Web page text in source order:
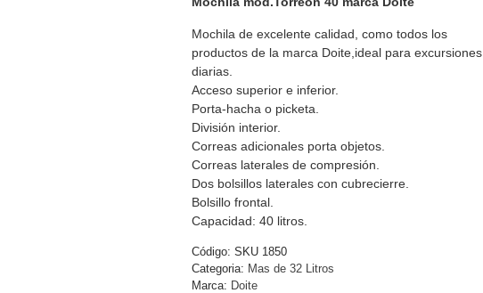
Mochila de excelente calidad, como todos los
productos de la marca Doite,ideal para excursiones
diarias.
Acceso superior e inferior.
Porta-hacha o picketa.
División interior.
Correas adicionales porta objetos.
Correas laterales de compresión.
Dos bolsillos laterales con cubrecierre.
Bolsillo frontal.
Capacidad: 40 litros.
Código: SKU 1850
Categoria: Mas de 32 Litros
Marca: Doite